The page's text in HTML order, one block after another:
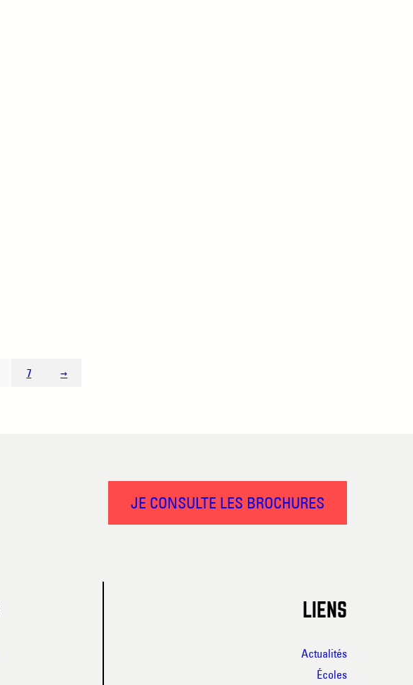
7 →
JE CONSULTE LES BROCHURES
LIENS
Actualités
Écoles